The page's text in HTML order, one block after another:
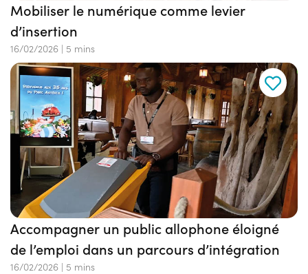
Mobiliser le numérique comme levier
d’insertion
16/02/2026 | 5 mins
Accompagner un public allophone éloigné
de l’emploi dans un parcours d’intégration
16/02/2026 | 5 mins